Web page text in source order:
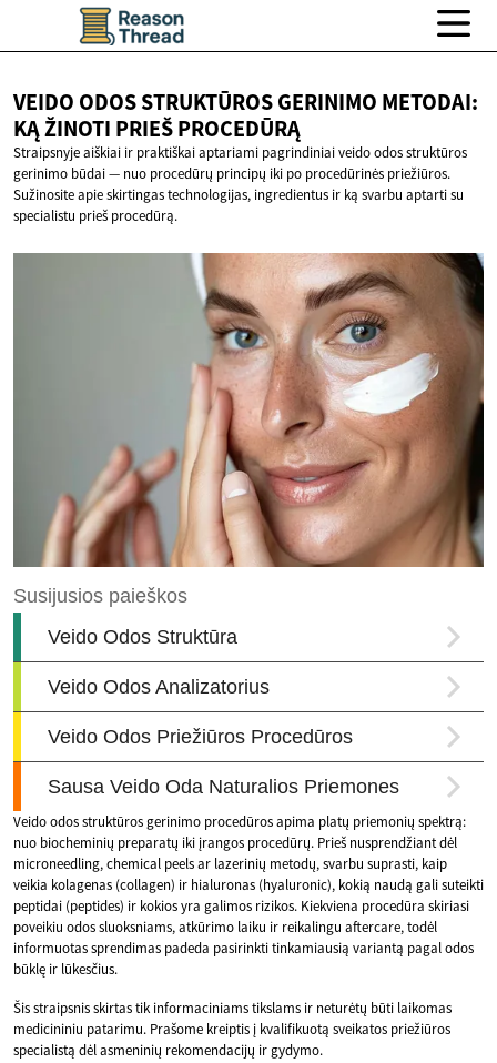
VEIDO ODOS STRUKTŪROS GERINIMO METODAI:
KĄ ŽINOTI PRIEŠ PROCEDŪRĄ
Straipsnyje aiškiai ir praktiškai aptariami pagrindiniai veido odos struktūros
gerinimo būdai — nuo procedūrų principų iki po procedūrinės priežiūros.
Sužinosite apie skirtingas technologijas, ingredientus ir ką svarbu aptarti su
specialistu prieš procedūrą.
Veido odos struktūros gerinimo procedūros apima platų priemonių spektrą:
nuo biocheminių preparatų iki įrangos procedūrų. Prieš nusprendžiant dėl
microneedling, chemical peels ar lazerinių metodų, svarbu suprasti, kaip
veikia kolagenas (collagen) ir hialuronas (hyaluronic), kokią naudą gali suteikti
peptidai (peptides) ir kokios yra galimos rizikos. Kiekviena procedūra skiriasi
poveikiu odos sluoksniams, atkūrimo laiku ir reikalingu aftercare, todėl
informuotas sprendimas padeda pasirinkti tinkamiausią variantą pagal odos
būklę ir lūkesčius.
Šis straipsnis skirtas tik informaciniams tikslams ir neturėtų būti laikomas
medicininiu patarimu. Prašome kreiptis į kvalifikuotą sveikatos priežiūros
specialistą dėl asmeninių rekomendacijų ir gydymo.